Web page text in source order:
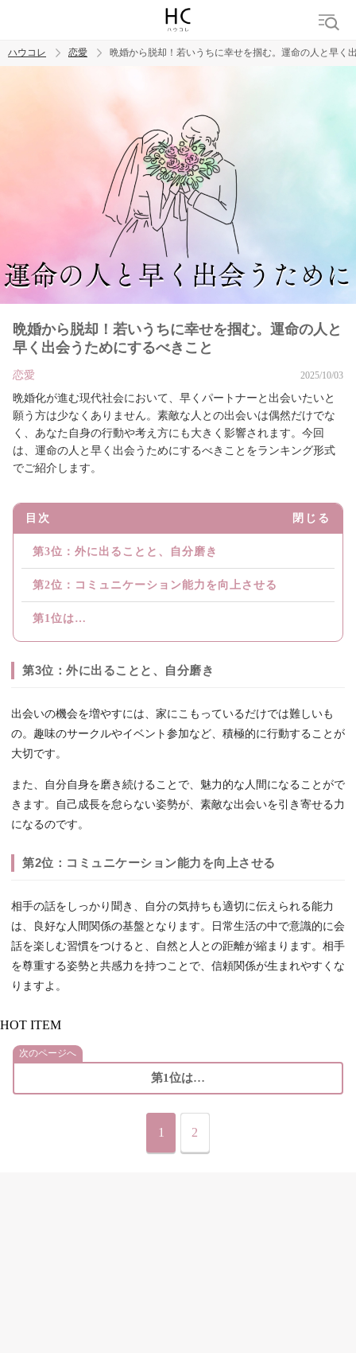
ハウコレ 恋愛 晩婚から脱却！若いうちに幸せを掴む。運命の人と早く
晩婚から脱却！若いうちに幸せを掴む。運命の人と
早く出会うためにするべきこと
恋愛 2025/10/03
晩婚化が進む現代社会において、早くパートナーと出会いたいと
願う方は少なくありません。素敵な人との出会いは偶然だけでな
く、あなた自身の行動や考え方にも大きく影響されます。今回
は、運命の人と早く出会うためにするべきことをランキング形式
でご紹介します。
目次 閉じる
第3位：外に出ることと、自分磨き
第2位：コミュニケーション能力を向上させる
第1位は…
第3位：外に出ることと、自分磨き
出会いの機会を増やすには、家にこもっているだけでは難しいも
の。趣味のサークルやイベント参加など、積極的に行動することが
大切です。
また、自分自身を磨き続けることで、魅力的な人間になることがで
きます。自己成長を怠らない姿勢が、素敵な出会いを引き寄せる力
になるのです。
第2位：コミュニケーション能力を向上させる
相手の話をしっかり聞き、自分の気持ちも適切に伝えられる能力
は、良好な人間関係の基盤となります。日常生活の中で意識的に会
話を楽しむ習慣をつけると、自然と人との距離が縮まります。相手
を尊重する姿勢と共感力を持つことで、信頼関係が生まれやすくな
りますよ。
HOT ITEM
次のページへ
第1位は…
1 2